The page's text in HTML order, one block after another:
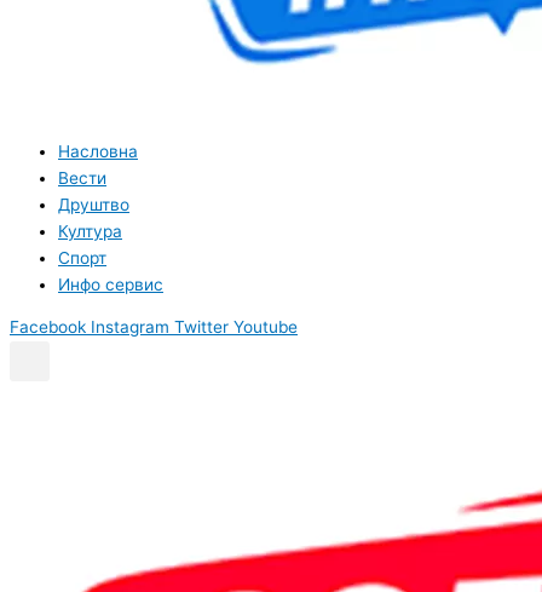
Насловна
Вести
Друштво
Култура
Спорт
Инфо сервис
Facebook Instagram Twitter Youtube